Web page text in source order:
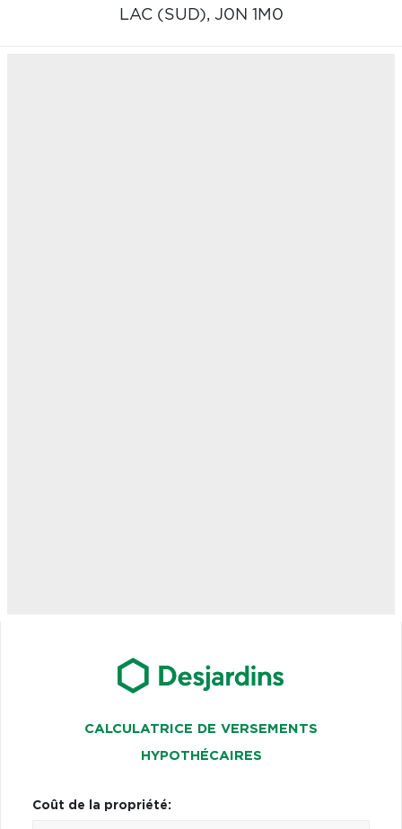
LAC (SUD), J0N 1M0
CALCULATRICE DE VERSEMENTS
HYPOTHÉCAIRES
Coût de la propriété: